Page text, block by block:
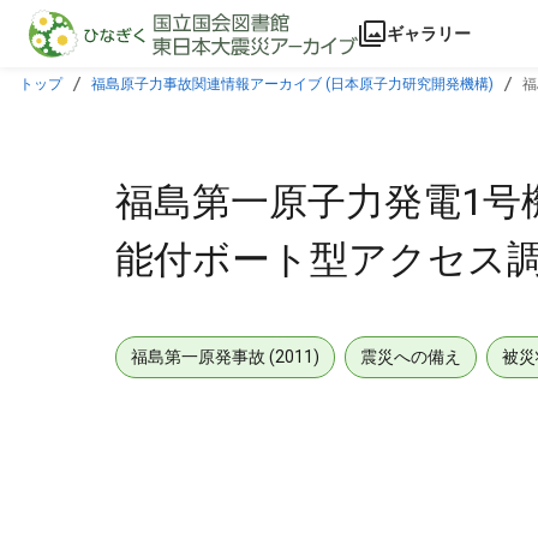
本文に飛ぶ
ギャラリー
トップ 福島原子力事故関連情報アーカイブ (日本原子力研究開発機構)
福島第一原子力発電1
能付ボート型アクセス
福島第一原発事故 (2011) 震災への備え 被災